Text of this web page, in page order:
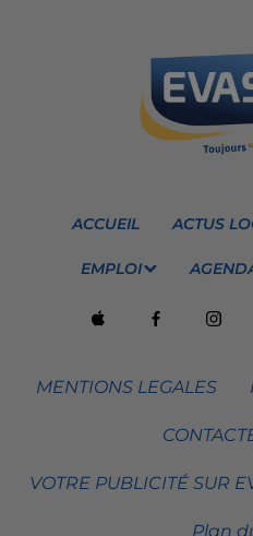
ACCUEIL ACTUS
EMPLOI
MENTIONS LEGALES
VOTRE PUBLICITÉ SUR
Plan